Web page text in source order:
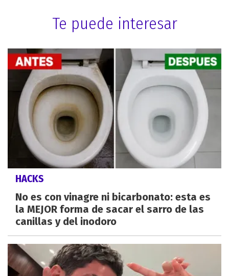
Te puede interesar
HACKS
No es con vinagre ni bicarbonato: esta es
la MEJOR forma de sacar el sarro de las
canillas y del inodoro